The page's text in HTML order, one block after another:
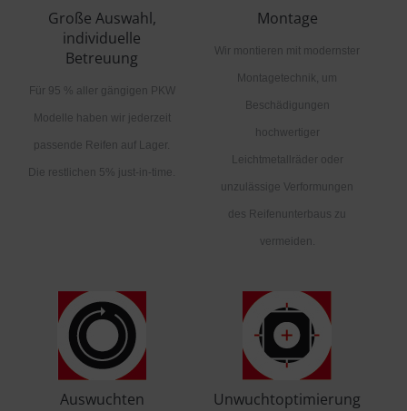
Große Auswahl,
individuelle
Betreuung
Für 95 % aller gängigen PKW
Modelle haben wir jederzeit
passende Reifen auf Lager.
Die restlichen 5% just-in-time.
Montage
Wir montieren mit modernster
Montagetechnik, um
Beschädigungen
hochwertiger
Leichtmetallräder oder
unzulässige Verformungen
des Reifenunterbaus zu
vermeiden.
Auswuchten Unwuchtoptimierung